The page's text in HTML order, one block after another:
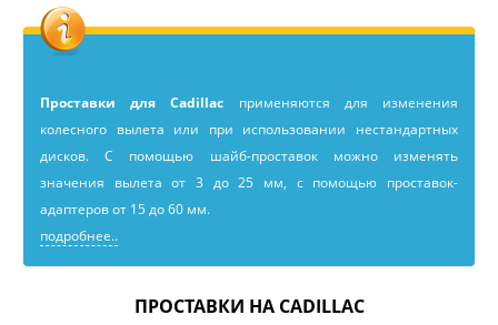
Проставки для Cadillac применяютcя для изменения
колесного вылета или при использовании нестандартных
дисков. С помощью шайб-проставок можно изменять
значения вылета от 3 до 25 мм, с помощью проставок-
адаптеров от 15 до 60 мм.
подробнее..
ПРОСТАВКИ НА CADILLAC